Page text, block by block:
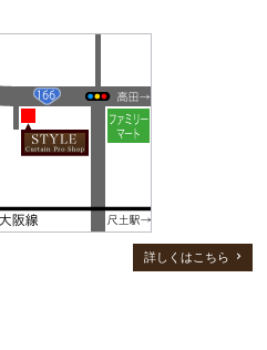
詳しくはこちら